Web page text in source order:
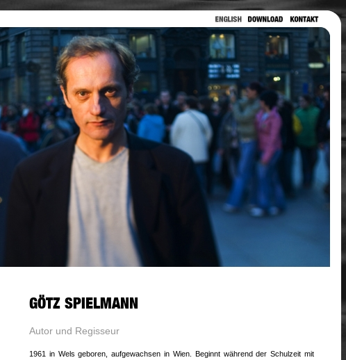
Autor und Regisseur
1961 in Wels geboren, aufgewachsen in Wien. Beginnt während der Schulzeit mit